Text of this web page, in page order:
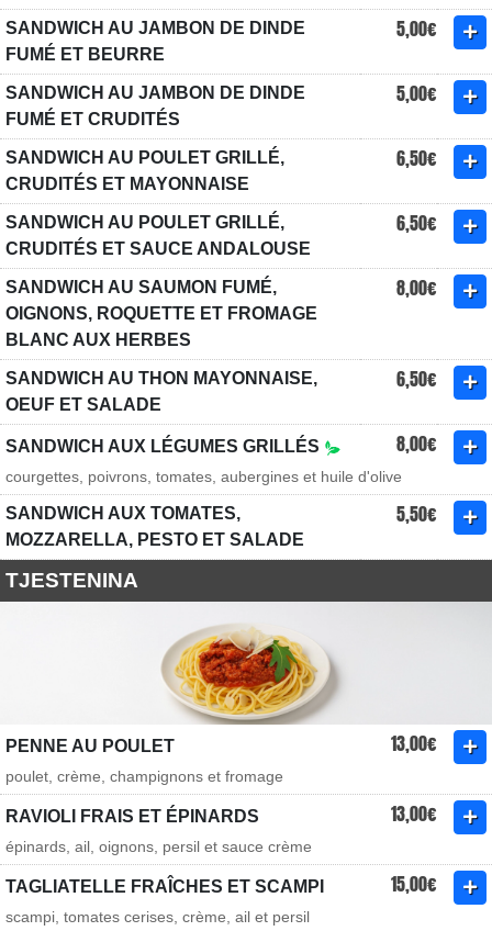
SANDWICH AU JAMBON DE DINDE
FUMÉ ET BEURRE
5,00€
SANDWICH AU JAMBON DE DINDE
FUMÉ ET CRUDITÉS
5,00€
SANDWICH AU POULET GRILLÉ,
CRUDITÉS ET MAYONNAISE
6,50€
SANDWICH AU POULET GRILLÉ,
CRUDITÉS ET SAUCE ANDALOUSE
6,50€
SANDWICH AU SAUMON FUMÉ,
OIGNONS, ROQUETTE ET FROMAGE
BLANC AUX HERBES
8,00€
SANDWICH AU THON MAYONNAISE,
OEUF ET SALADE
6,50€
SANDWICH AUX LÉGUMES GRILLÉS 8,00€
courgettes, poivrons, tomates, aubergines et huile d'olive
SANDWICH AUX TOMATES,
MOZZARELLA, PESTO ET SALADE
5,50€
TJESTENINA
PENNE AU POULET 13,00€
poulet, crème, champignons et fromage
RAVIOLI FRAIS ET ÉPINARDS 13,00€
épinards, ail, oignons, persil et sauce crème
TAGLIATELLE FRAÎCHES ET SCAMPI 15,00€
scampi, tomates cerises, crème, ail et persil